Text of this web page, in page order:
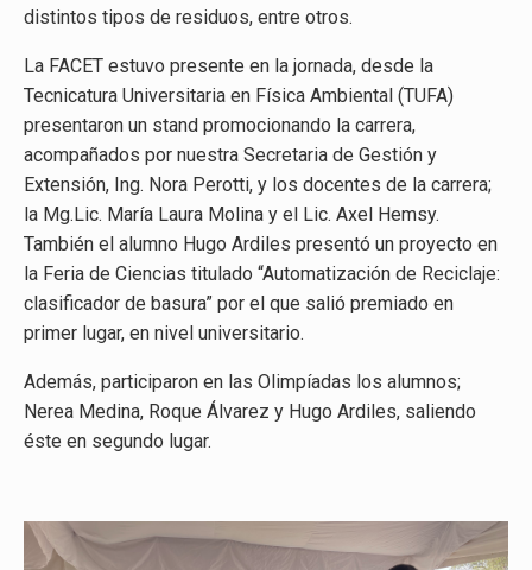
distintos tipos de residuos, entre otros.
La FACET estuvo presente en la jornada, desde la
Tecnicatura Universitaria en Física Ambiental (TUFA)
presentaron un stand promocionando la carrera,
acompañados por nuestra Secretaria de Gestión y
Extensión, Ing. Nora Perotti, y los docentes de la carrera;
la Mg.Lic. María Laura Molina y el Lic. Axel Hemsy.
También el alumno Hugo Ardiles presentó un proyecto en
la Feria de Ciencias titulado “Automatización de Reciclaje:
clasificador de basura” por el que salió premiado en
primer lugar, en nivel universitario.
Además, participaron en las Olimpíadas los alumnos;
Nerea Medina, Roque Álvarez y Hugo Ardiles, saliendo
éste en segundo lugar.